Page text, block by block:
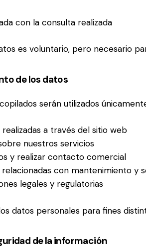
con la consulta realizada
es voluntario, pero necesario
de los datos
serán utilizados
a través del sitio web
nuestros servicios
y realizar contacto comercial
con mantenimiento y
legales y regulatorias
datos personales para fines
de la información